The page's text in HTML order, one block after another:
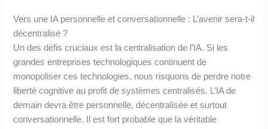
Vers une IA personnelle et conversationnelle : L’avenir sera-t-il
décentralisé ?
Un des défis cruciaux est la centralisation de l’IA. Si les
grandes entreprises technologiques continuent de
monopoliser ces technologies, nous risquons de perdre notre
liberté cognitive au profit de systèmes centralisés. L’IA de
demain devra être personnelle, décentralisée et surtout
conversationnelle. Il est fort probable que la véritable